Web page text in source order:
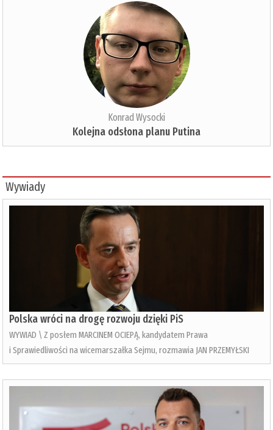
Konrad Wysocki
Kolejna odsłona planu Putina
Wywiady
Polska wróci na drogę rozwoju dzięki PiS
WYWIAD \ Z posłem MARCINEM OCIEPĄ, kandydatem Prawa
i Sprawiedliwości na wicemarszałka Sejmu, rozmawia JAN PRZEMYŁSKI